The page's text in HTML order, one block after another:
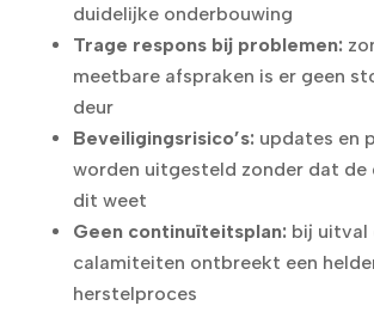
duidelijke onderbouwing
Trage respons bij problemen:
meetbare afspraken is er geen
deur
Beveiligingsrisico’s: updates en
worden uitgesteld zonder dat de
dit weet
Geen continuïteitsplan: bij uitval
calamiteiten ontbreekt een
herstelproces